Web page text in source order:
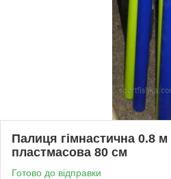
Палиця гімнастична 0.8 м
пластмасова 80 см
Готово до відправки